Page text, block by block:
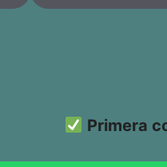
Primera